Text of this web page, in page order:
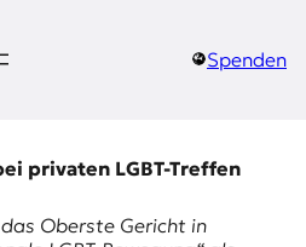
Spenden
privaten LGBT-Treffen
Oberste Gericht in